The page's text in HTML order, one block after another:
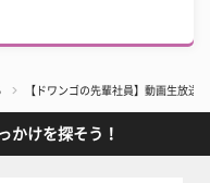
【ドワンゴの先輩社員】動画生放送
かけを探そう！